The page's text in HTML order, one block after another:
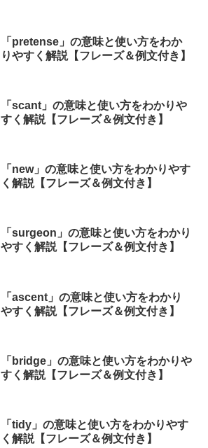
「pretense」の意味と使い方をわか
りやすく解説【フレーズ＆例文付き】
「scant」の意味と使い方をわかりや
すく解説【フレーズ＆例文付き】
「new」の意味と使い方をわかりやす
く解説【フレーズ＆例文付き】
「surgeon」の意味と使い方をわかり
やすく解説【フレーズ＆例文付き】
「ascent」の意味と使い方をわかり
やすく解説【フレーズ＆例文付き】
「bridge」の意味と使い方をわかりや
すく解説【フレーズ＆例文付き】
「tidy」の意味と使い方をわかりやす
く解説【フレーズ＆例文付き】